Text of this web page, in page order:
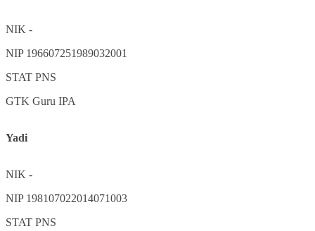
NIK -
NIP 196607251989032001
STAT PNS
GTK Guru IPA
Yadi
NIK -
NIP 198107022014071003
STAT PNS